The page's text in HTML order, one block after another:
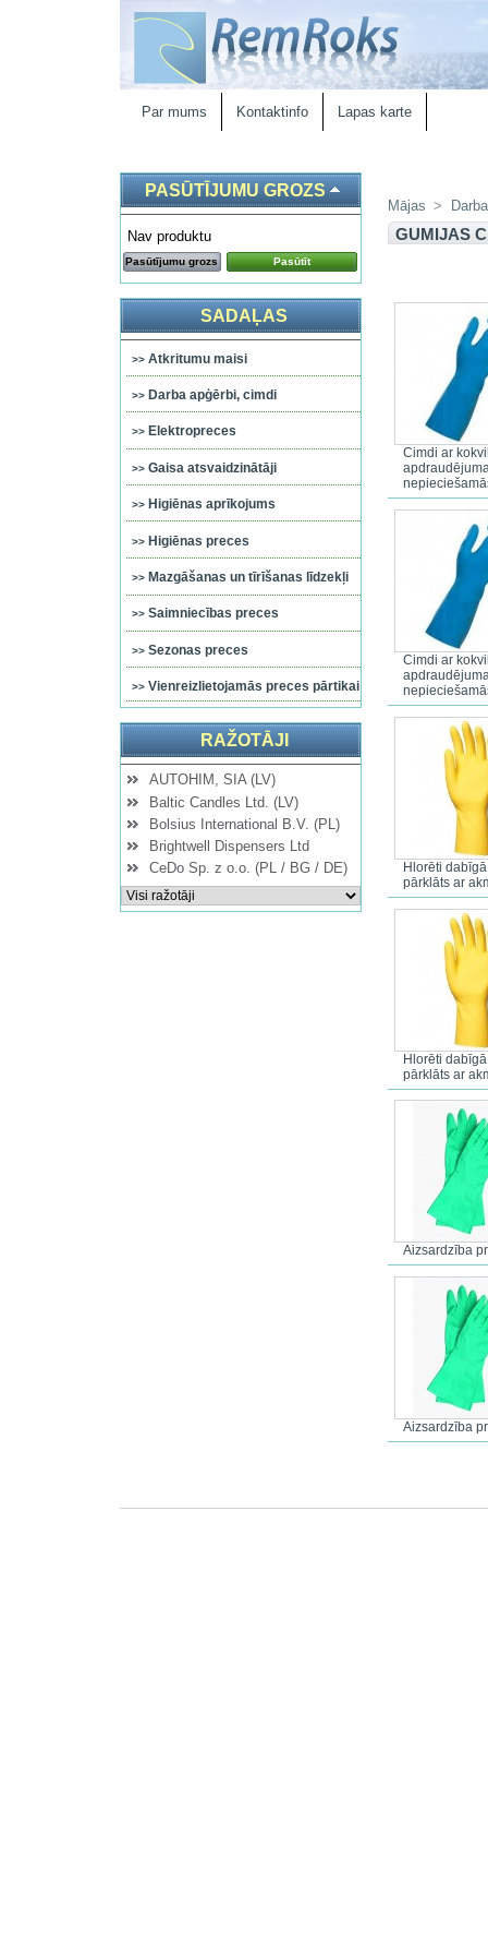
Par mums Kontaktinfo Lapas karte
PASŪTĪJUMU GROZS
Nav produktu
Pasūtījumu grozs Pasūtīt
SADAĻAS
Atkritumu maisi
Darba apģērbi, cimdi
Elektropreces
Gaisa atsvaidzinātāji
Higiēnas aprīkojums
Higiēnas preces
Mazgāšanas un tīrīšanas līdzekļi
Saimniecības preces
Sezonas preces
Vienreizlietojamās preces pārtikai
RAŽOTĀJI
AUTOHIM, SIA (LV)
Baltic Candles Ltd. (LV)
Bolsius International B.V. (PL)
Brightwell Dispensers Ltd
CeDo Sp. z o.o. (PL / BG / DE)
Mājas >
GUMIJAS
Cimdi ar
Cimdi ar
Hlorēti
pārklāts ar
Hlorēti
pārklāts ar
Aizsardzība
Aizsardzība